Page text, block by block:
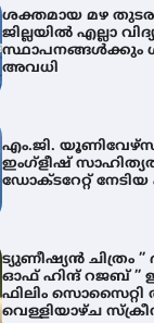
ശക്തമായ മഴ
ജില്ലയിൽ എല്ലാ
സ്ഥാപനങ്ങൾക്കും
അവധി
എം.ജി.
ഇംഗ്ളീഷ്
ഡോക്ടറേറ്റ്
ട്യുണീഷ്യൻ ചിത്രം
ഓഫ് ഹിന്ദ് റജബ് ”
ഫിലിം സൊസൈറ്റി
വെള്ളിയാഴ്ച